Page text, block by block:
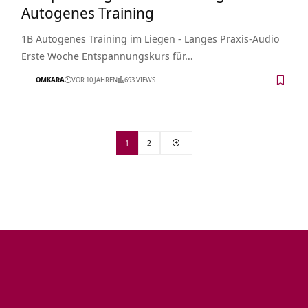
Autogenes Training
1B Autogenes Training im Liegen - Langes Praxis-Audio
Erste Woche Entspannungskurs für…
OMKARA VOR 10 JAHREN 693 VIEWS
1 2